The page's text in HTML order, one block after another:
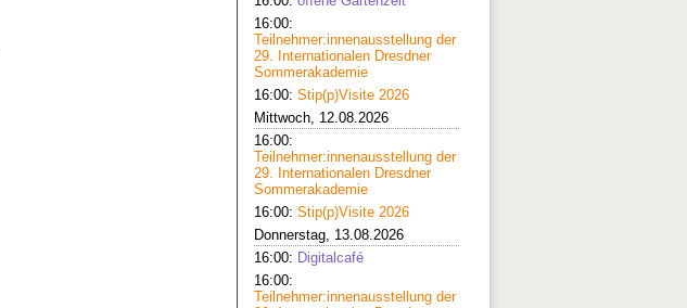
16:00:
Teilnehmer:innenausstellung der
29. Internationalen Dresdner
Sommerakademie
16:00: Stip(p)Visite 2026
Mittwoch, 12.08.2026
16:00:
Teilnehmer:innenausstellung der
29. Internationalen Dresdner
Sommerakademie
16:00: Stip(p)Visite 2026
Donnerstag, 13.08.2026
16:00: Digitalcafé
16:00:
Teilnehmer:innenausstellung der